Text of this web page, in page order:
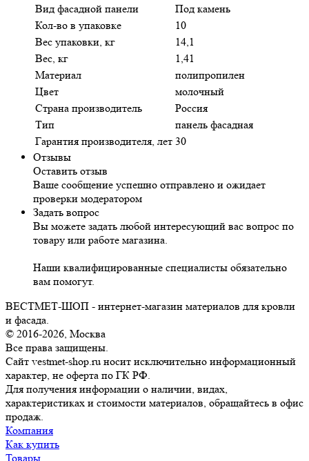
Вид фасадной панели
Под камень
Кол-во в упаковке
10
Вес упаковки, кг
14,1
Вес, кг
1,41
Материал
полипропилен
Цвет
молочный
Страна производитель
Россия
Тип
панель фасадная
Гарантия производителя, лет 30
Отзывы
Оставить отзыв
Ваше сообщение успешно отправлено и ожидает
проверки модератором
Задать вопрос
Вы можете задать любой интересующий вас вопрос по
товару или работе магазина.
Наши квалифицированные специалисты обязательно
вам помогут.
ВЕСТМЕТ-ШОП - интернет-магазин материалов для кровли
и фасада.
© 2016-2026, Москва
Все права защищены.
Сайт vestmet-shop.ru носит исключительно информационный
характер, не оферта по ГК РФ.
Для получения информации о наличии, видах,
характеристиках и стоимости материалов, обращайтесь в офис
продаж.
Компания
Как купить
Товары